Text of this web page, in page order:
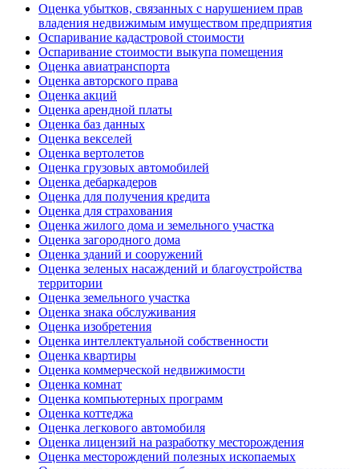
Оценка убытков, связанных с нарушением прав
владения недвижимым имуществом предприятия
Оспаривание кадастровой стоимости
Оспаривание стоимости выкупа помещения
Оценка авиатранспорта
Оценка авторского права
Оценка акций
Оценка арендной платы
Оценка баз данных
Оценка векселей
Оценка вертолетов
Оценка грузовых автомобилей
Оценка дебаркадеров
Оценка для получения кредита
Оценка для страхования
Оценка жилого дома и земельного участка
Оценка загородного дома
Оценка зданий и сооружений
Оценка зеленых насаждений и благоустройства
территории
Оценка земельного участка
Оценка знака обслуживания
Оценка изобретения
Оценка интеллектуальной собственности
Оценка квартиры
Оценка коммерческой недвижимости
Оценка комнат
Оценка компьютерных программ
Оценка коттеджа
Оценка легкового автомобиля
Оценка лицензий на разработку месторождения
Оценка месторождений полезных ископаемых